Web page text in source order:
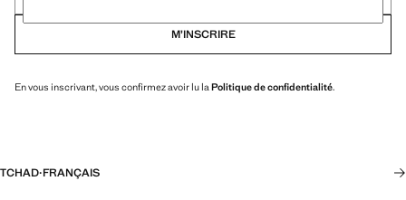
M’INSCRIRE
En vous inscrivant, vous confirmez avoir lu laPolitique de confidentialité.
TCHAD·FRANÇAIS